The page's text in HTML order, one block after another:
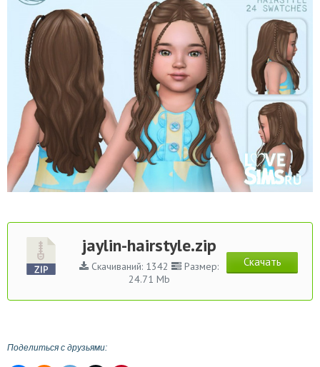
jaylin-hairstyle.zip
Скачиваний: 1342
Размер:
24.71 Mb
Скачать
Поделиться с друзьями: